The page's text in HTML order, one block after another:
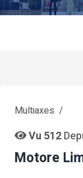
Multiaxes
Vu 512
Motore